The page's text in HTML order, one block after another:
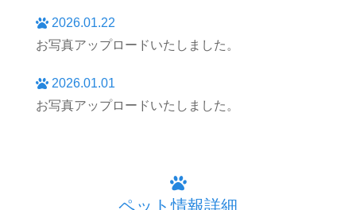
2026.01.22
お写真アップロードいたしました。
2026.01.01
お写真アップロードいたしました。
ペット情報詳細